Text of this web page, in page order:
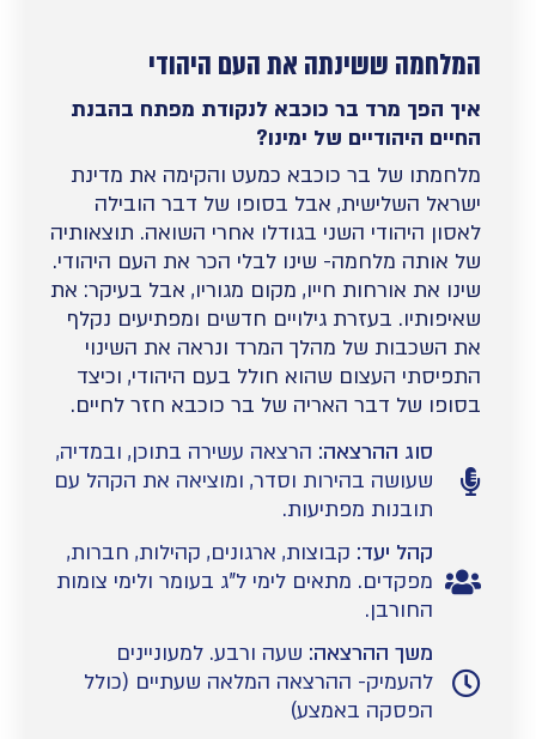
המלחמה ששינתה את העם היהודי
איך הפך מרד בר כוכבא לנקודת מפתח בהבנת
החיים היהודיים של ימינו?
מלחמתו של בר כוכבא כמעט והקימה את מדינת
ישראל השלישית, אבל בסופו של דבר הובילה
לאסון היהודי השני בגודלו אחרי השואה. תוצאותיה
של אותה מלחמה- שינו לבלי הכר את העם היהודי.
שינו את אורחות חייו, מקום מגוריו, אבל בעיקר: את
שאיפותיו. בעזרת גילויים חדשים ומפתיעים נקלף
את השכבות של מהלך המרד ונראה את השינוי
התפיסתי העצום שהוא חולל בעם היהודי, וכיצד
בסופו של דבר האריה של בר כוכבא חזר לחיים.
סוג ההרצאה: הרצאה עשירה בתוכן, ובמדיה,
שעושה בהירות וסדר, ומוציאה את הקהל עם
תובנות מפתיעות.
קהל יעד: קבוצות, ארגונים, קהילות, חברות,
מפקדים. מתאים לימי ל"ג בעומר ולימי צומות
החורבן.
משך ההרצאה: שעה ורבע. למעוניינים
להעמיק- ההרצאה המלאה שעתיים (כולל
הפסקה באמצע)